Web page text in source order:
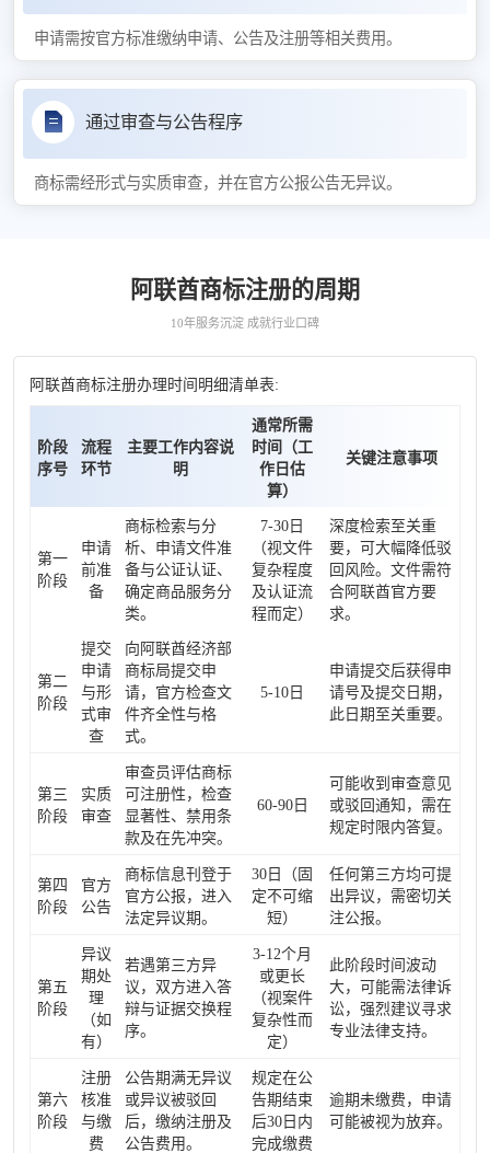
申请需按官方标准缴纳申请、公告及注册等相关费用。
通过审查与公告程序
商标需经形式与实质审查，并在官方公报公告无异议。
阿联酋商标注册的周期
10年服务沉淀 成就行业口碑
阿联酋商标注册办理时间明细清单表:
阶段
序号
流程
环节
主要工作内容说
明
通常所需
时间（工
作日估
算）
关键注意事项
第一
阶段
申请
前准
备
商标检索与分
析、申请文件准
备与公证认证、
确定商品服务分
类。
7-30日
（视文件
复杂程度
及认证流
程而定）
深度检索至关重
要，可大幅降低驳
回风险。文件需符
合阿联酋官方要
求。
第二
阶段
提交
申请
与形
式审
查
向阿联酋经济部
商标局提交申
请，官方检查文
件齐全性与格
式。
5-10日
申请提交后获得申
请号及提交日期，
此日期至关重要。
第三
阶段
实质
审查
审查员评估商标
可注册性，检查
显著性、禁用条
款及在先冲突。
60-90日
可能收到审查意见
或驳回通知，需在
规定时限内答复。
第四
阶段
官方
公告
商标信息刊登于
官方公报，进入
法定异议期。
30日（固
定不可缩
短）
任何第三方均可提
出异议，需密切关
注公报。
第五
阶段
异议
期处
理
（如
有）
若遇第三方异
议，双方进入答
辩与证据交换程
序。
3-12个月
或更长
（视案件
复杂性而
定）
此阶段时间波动
大，可能需法律诉
讼，强烈建议寻求
专业法律支持。
第六
阶段
注册
核准
与缴
费
公告期满无异议
或异议被驳回
后，缴纳注册及
公告费用。
规定在公
告期结束
后30日内
完成缴费
逾期未缴费，申请
可能被视为放弃。